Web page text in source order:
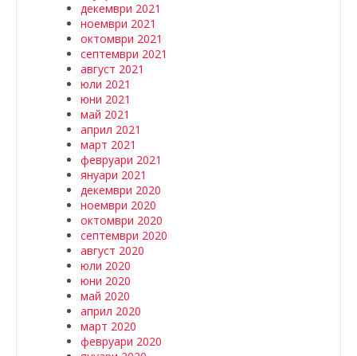
декември 2021
ноември 2021
октомври 2021
септември 2021
август 2021
юли 2021
юни 2021
май 2021
април 2021
март 2021
февруари 2021
януари 2021
декември 2020
ноември 2020
октомври 2020
септември 2020
август 2020
юли 2020
юни 2020
май 2020
април 2020
март 2020
февруари 2020